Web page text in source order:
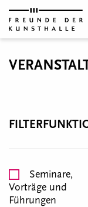
Seminare,
Vorträge und
Führungen